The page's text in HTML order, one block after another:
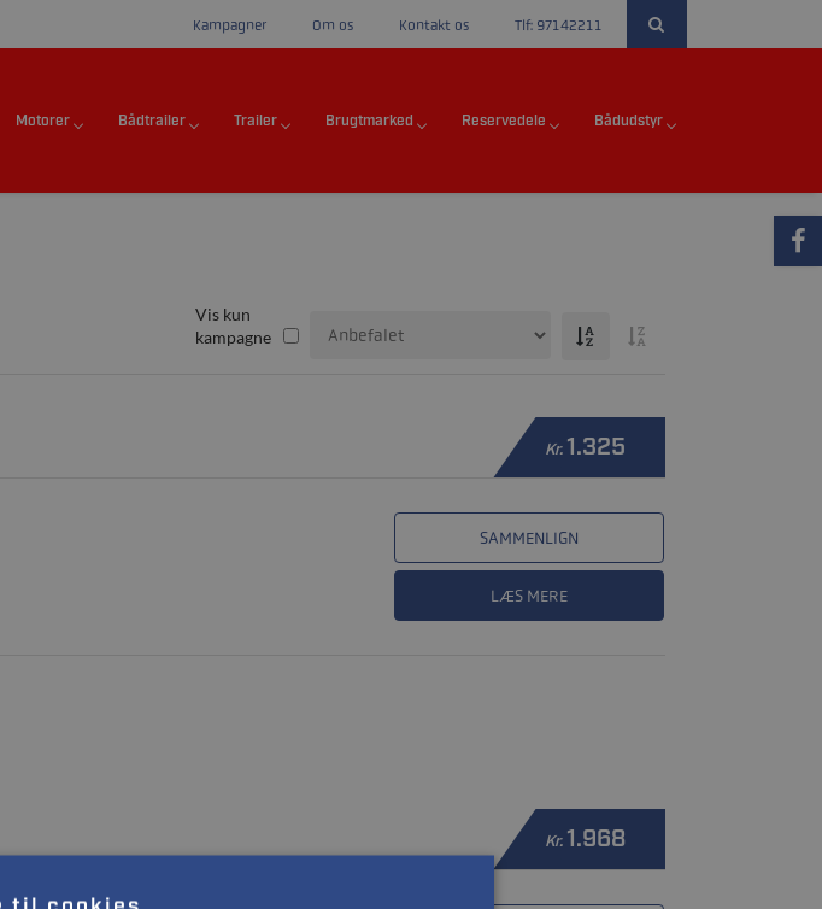
Kampagner Om os Kontakt os Tlf: 97142211
Motorer Bådtrailer Trailer Brugtmarked Reservedele Bådudstyr
Vis kun
kampagne
Kr. 1.325
SAMMENLIGN
LÆS MERE
Kr. 1.968